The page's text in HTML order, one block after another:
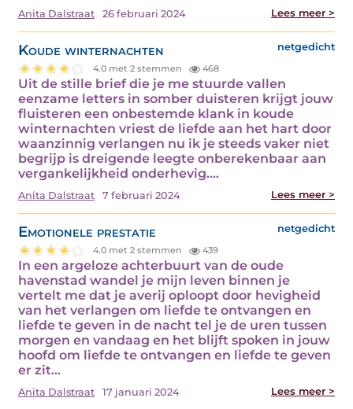
Anita Dalstraat 26 februari 2024 Lees meer >
Koude winternachten netgedicht
4.0 met 2 stemmen 468
Uit de stille brief die je me stuurde vallen
eenzame letters in somber duisteren krijgt jouw
fluisteren een onbestemde klank in koude
winternachten vriest de liefde aan het hart door
waanzinnig verlangen nu ik je steeds vaker niet
begrijp is dreigende leegte onberekenbaar aan
vergankelijkheid onderhevig.…
Anita Dalstraat 7 februari 2024 Lees meer >
Emotionele prestatie netgedicht
4.0 met 2 stemmen 439
In een argeloze achterbuurt van de oude
havenstad wandel je mijn leven binnen je
vertelt me dat je averij oploopt door hevigheid
van het verlangen om liefde te ontvangen en
liefde te geven in de nacht tel je de uren tussen
morgen en vandaag en het blijft spoken in jouw
hoofd om liefde te ontvangen en liefde te geven
er zit…
Anita Dalstraat 17 januari 2024 Lees meer >